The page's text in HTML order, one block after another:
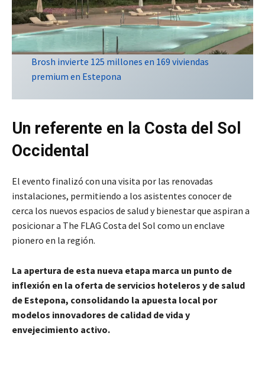
Brosh invierte 125 millones en 169 viviendas
premium en Estepona
Un referente en la Costa del Sol
Occidental
El evento finalizó con una visita por las renovadas
instalaciones, permitiendo a los asistentes conocer de
cerca los nuevos espacios de salud y bienestar que aspiran a
posicionar a The FLAG Costa del Sol como un enclave
pionero en la región.
La apertura de esta nueva etapa marca un punto de
inflexión en la oferta de servicios hoteleros y de salud
de Estepona, consolidando la apuesta local por
modelos innovadores de calidad de vida y
envejecimiento activo.